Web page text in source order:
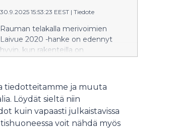
kun RMC rakentaa kaksi
ensimmäistä ASC-alusta U.S. Coast
Guardille osana Yhdysvaltojen ja
Suomen välistä sopimusta. Alusten
rakentaminen käynnistyy
30.9.2025 15:53:23 EEST | Tiedote
Rauman telakalla merivoimien
Laivue 2020 -hanke on edennyt
hyvin, kun rakenteilla on
monitoimikorvetista. Erityisesti viime
vuosina tehdyt panostukset
osaamiseen ja kokonaisvaltaisen
oman tuotantoprosessin
kehittämiseen konkretisoituvat nyt
tiedotteitamme ja muuta
Löydät sieltä niin
kuin vapaasti julkaistavissa
voit nähdä myös